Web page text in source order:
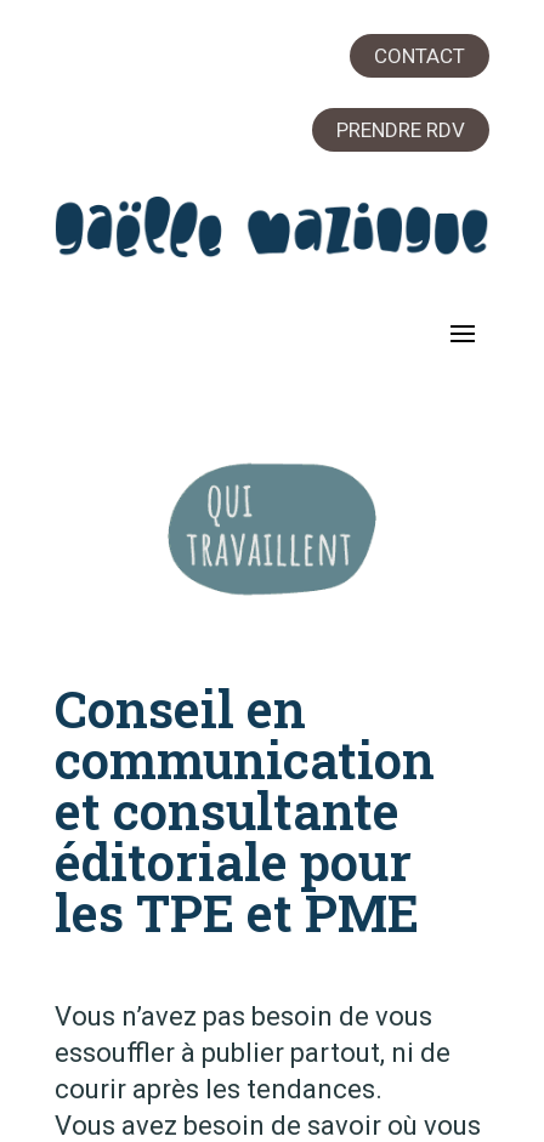
CONTACT
PRENDRE RDV
Conseil en
communication
et consultante
éditoriale pour
les TPE et PME
Vous n’avez pas besoin de vous
essouffler à publier partout, ni de
courir après les tendances.
Vous avez besoin de savoir où vous